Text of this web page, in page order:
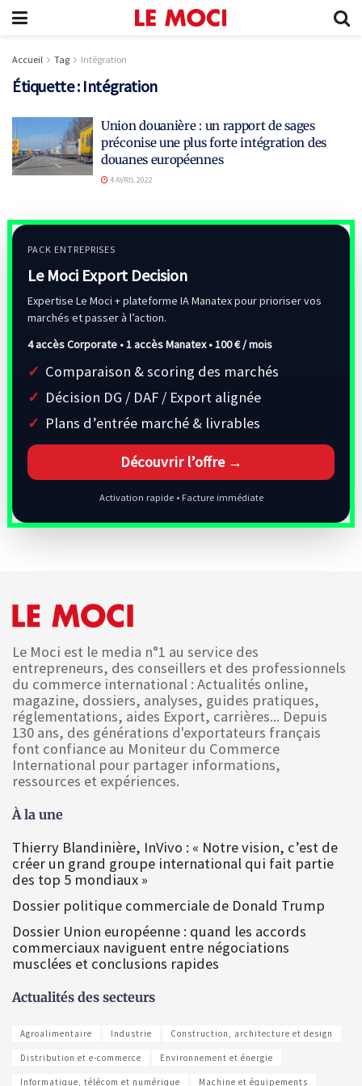
Accueil Tag Intégration
Étiquette : Intégration
Union douanière : un rapport de sages
préconise une plus forte intégration des
douanes européennes
4 AVRIL 2022
PACK ENTREPRISES
Le Moci Export Decision
Expertise Le Moci + plateforme IA Manatex pour prioriser vos
marchés et passer à l’action.
4 accès Corporate • 1 accès Manatex •100 € / mois
Comparaison & scoring des marchés
Décision DG / DAF / Export alignée
Plans d’entrée marché & livrables
Découvrir l’offre →
Activation rapide • Facture immédiate
Le Moci est le media n°1 au service des
entrepreneurs, des conseillers et des professionnels
du commerce international : Actualités online,
magazine, dossiers, analyses, guides pratiques,
réglementations, aides Export, carrières... Depuis
130 ans, des générations d'exportateurs français
font confiance au Moniteur du Commerce
International pour partager informations,
ressources et expériences.
À la une
Thierry Blandinière, InVivo : « Notre vision, c’est de
créer un grand groupe international qui fait partie
des top 5 mondiaux »
Dossier politique commerciale de Donald Trump
Dossier Union européenne : quand les accords
commerciaux naviguent entre négociations
musclées et conclusions rapides
Actualités des secteurs
Agroalimentaire Industrie Construction, architecture et design
Distribution et e-commerce Environnement et énergie
Informatique, télécom et numérique Machine et équipements